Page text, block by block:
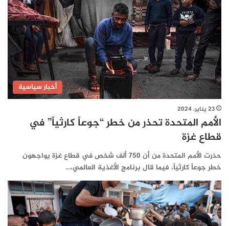
أخبار سياسية
23 يناير، 2024
الأمم المتحدة تحذر من خطر “جوعاً كارثياً” في
قطاع غزة
حذرت الأمم المتحدة من أن 750 ألف شخص في قطاع غزة يواجهون
خطر جوعاً كارثياً، فيما قال برنامج الأغذية العالمي،…